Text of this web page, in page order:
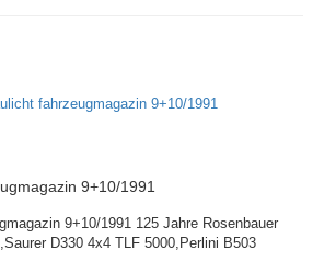
9+10/1991
9+10/1991 125 Jahre Rosenbauer
D330 4x4 TLF 5000,Perlini B503